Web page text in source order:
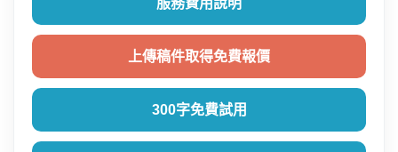
服務費用說明
上傳稿件取得免費報價
300字免費試用